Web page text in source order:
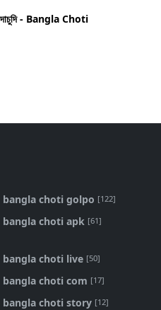
- Bangla Choti
bangla choti golpo [122]
bangla choti apk [61]
bangla choti live [50]
bangla choti com [17]
bangla choti story [12]